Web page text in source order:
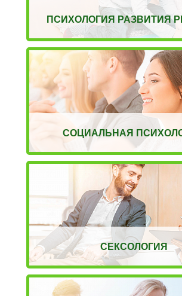
ПСИХОЛОГИЯ РАЗВИТИЯ
СОЦИАЛЬНАЯ
СЕКСОЛОГИЯ